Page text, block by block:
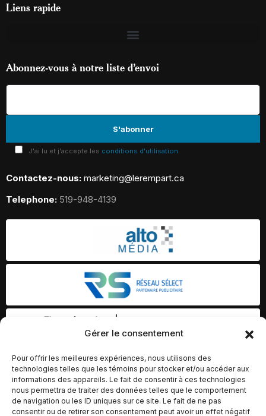
Gérer le consentement
Pour offrir les meilleures expériences, nous utilisons des
technologies telles que les témoins pour stocker et/ou accéder aux
informations des appareils. Le fait de consentir à ces technologies
nous permettra de traiter des données telles que le comportement
de navigation ou les ID uniques sur ce site. Le fait de ne pas
consentir ou de retirer son consentement peut avoir un effet négatif
Liens rapide
Abonnez-vous à notre liste d’envoi
J'ai lu et j'accepte les conditions d'utilisation
Contactez-nous: marketing@lerempart.ca
Telephone: 519-948-4139